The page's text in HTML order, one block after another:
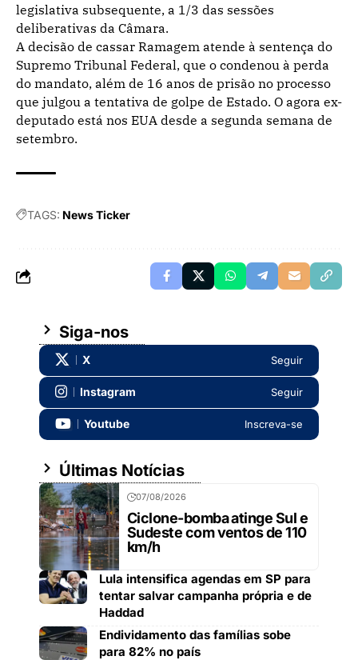
legislativa subsequente, a 1/3 das sessões
deliberativas da Câmara.
A decisão de cassar Ramagem atende à sentença do
Supremo Tribunal Federal, que o condenou à perda
do mandato, além de 16 anos de prisão no processo
que julgou a tentativa de golpe de Estado. O agora ex-
deputado está nos EUA desde a segunda semana de
setembro.
TAGS: News Ticker
Siga-nos
X Seguir
Instagram Seguir
Youtube Inscreva-se
Últimas Notícias
07/08/2026
Ciclone-bomba atinge Sul e
Sudeste com ventos de 110
km/h
Lula intensifica agendas em SP para
tentar salvar campanha própria e de
Haddad
Endividamento das famílias sobe
para 82% no país